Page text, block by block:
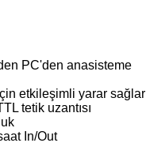
PC'den anasisteme
etkileşimli yarar sağlar
tetik uzantısı
In/Out